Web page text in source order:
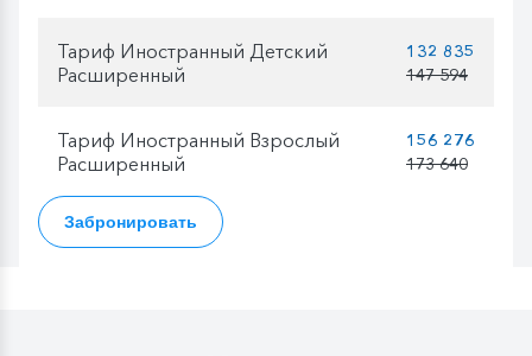
Тариф Иностранный Детский
Расширенный
132 835
147 594
Тариф Иностранный Взрослый
Расширенный
156 276
173 640
Забронировать